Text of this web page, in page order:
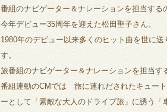
番組のナビゲーター＆ナレーションを担当する
今年デビュー35周年を迎えた松田聖子さん。
1980年のデビュー以来多くのヒット曲を世に
す。
旅番組のナビゲーター＆ナレーションを担当す
番組連動のCMでは 旅に連れだされたキュー
ーとして「素敵な大人のドライブ旅」に誘う「